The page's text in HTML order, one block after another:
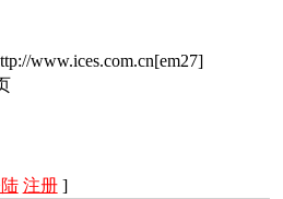
www.ices.com.cn[em27]
注册]